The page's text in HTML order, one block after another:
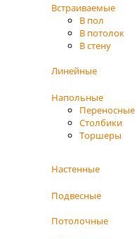
Встраиваемые
В пол
В потолок
В стену
Линейные
Напольные
Переносные
Столбики
Торшеры
Настенные
Подвесные
Потолочные